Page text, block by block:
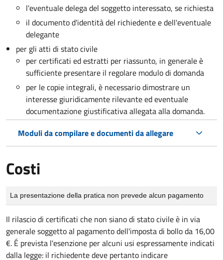
l'eventuale delega del soggetto interessato, se richiesta
il documento d'identità del richiedente e dell'eventuale
delegante
per gli atti di stato civile
per certificati ed estratti per riassunto, in generale è
sufficiente presentare il regolare modulo di domanda
per le copie integrali, è necessario dimostrare un
interesse giuridicamente rilevante ed eventuale
documentazione giustificativa allegata alla domanda.
Moduli da compilare e documenti da allegare
Costi
La presentazione della pratica non prevede alcun pagamento
Il rilascio di certificati che non siano di stato civile è in via
generale soggetto al pagamento dell'imposta di bollo da 16,00
€. É prevista l'esenzione per alcuni usi espressamente indicati
dalla legge: il richiedente deve pertanto indicare